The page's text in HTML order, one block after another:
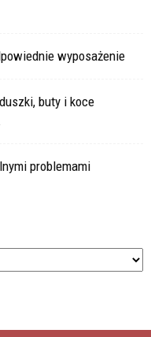
wyposażenie
buty i koce
problemami